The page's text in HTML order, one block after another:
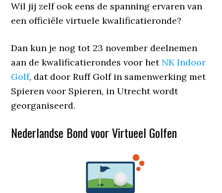
Wil jij zelf ook eens de spanning ervaren van
een officiële virtuele kwalificatieronde?
Dan kun je nog tot 23 november deelnemen
aan de kwalificatierondes voor het NK Indoor
Golf, dat door Ruff Golf in samenwerking met
Spieren voor Spieren, in Utrecht wordt
georganiseerd.
Nederlandse Bond voor Virtueel Golfen